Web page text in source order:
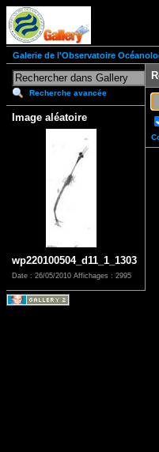
Galerie de l'Observatoire
Recherche avancée
Image aléatoire
wp220100504_d11_1_1303
Date : 26/05/2010 Affichages : 2995